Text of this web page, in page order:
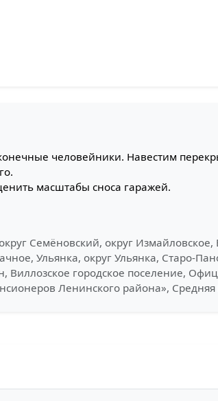
человейники. Навестим
масштабы сноса гаражей.
Семёновский, округ Измайловское,
Ульянка, округ Ульянка, Старо-
Виллозское городское поселение,
Ленинского района», Средняя